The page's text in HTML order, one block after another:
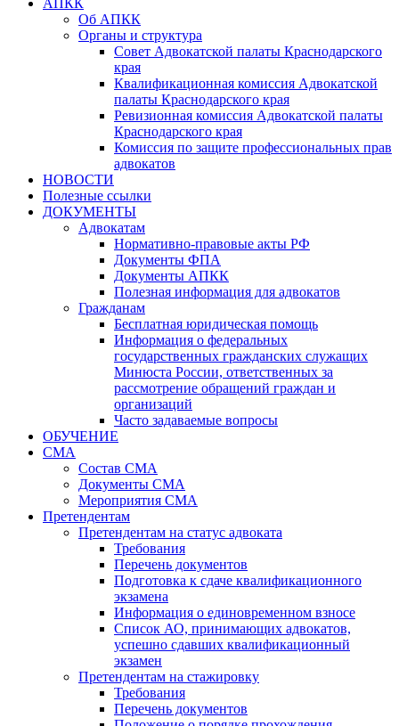
Об АПКК
Органы и структура
Совет Адвокатской палаты Краснодарского
края
Квалификационная комиссия Адвокатской
палаты Краснодарского края
Ревизионная комиссия Адвокатской палаты
Краснодарского края
Комиссия по защите профессиональных прав
адвокатов
НОВОСТИ
Полезные ссылки
ДОКУМЕНТЫ
Адвокатам
Нормативно-правовые акты РФ
Документы ФПА
Документы АПКК
Полезная информация для адвокатов
Гражданам
Бесплатная юридическая помощь
Информация о федеральных
государственных гражданских служащих
Минюста России, ответственных за
рассмотрение обращений граждан и
организаций
Часто задаваемые вопросы
ОБУЧЕНИЕ
СМА
Состав СМА
Документы СМА
Мероприятия СМА
Претендентам
Претендентам на статус адвоката
Требования
Перечень документов
Подготовка к сдаче квалификационного
экзамена
Информация о единовременном взносе
Список АО, принимающих адвокатов,
успешно сдавших квалификационный
экзамен
Претендентам на стажировку
Требования
Перечень документов